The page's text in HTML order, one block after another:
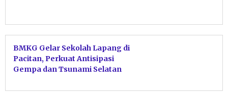
BMKG Gelar Sekolah Lapang di
Pacitan, Perkuat Antisipasi
Gempa dan Tsunami Selatan